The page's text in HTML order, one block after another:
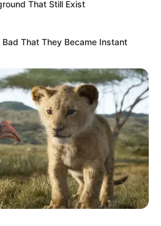
tirage du LOTO.
That Still Exist
That They Became Instant